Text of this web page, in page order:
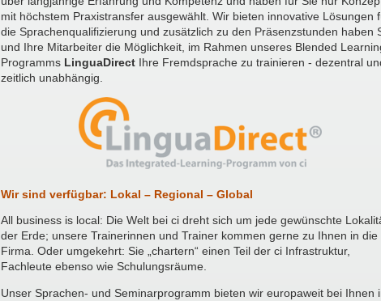
mit höchstem Praxistransfer ausgewählt. Wir bieten innovative Lösungen
die Sprachenqualifizierung und zusätzlich zu den Präsenzstunden haben
und Ihre Mitarbeiter die Möglichkeit, im Rahmen unseres Blended
Programms LinguaDirect Ihre Fremdsprache zu trainieren - dezentral
zeitlich unabhängig.
Wir sind verfügbar: Lokal – Regional – Global
All business is local: Die Welt bei ci dreht sich um jede gewünschte
der Erde; unsere Trainerinnen und Trainer kommen gerne zu Ihnen in die
Firma. Oder umgekehrt: Sie „chartern“ einen Teil der ci Infrastruktur,
Fachleute ebenso wie Schulungsräume.
Unser Sprachen- und Seminarprogramm bieten wir europaweit bei Ihnen